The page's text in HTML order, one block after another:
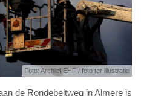
Foto: Archief EHF / foto ter illustratie
de Rondebeltweg in Almere is